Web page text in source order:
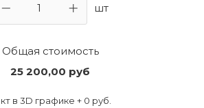
шт
Общая стоимость
25 200,00 руб
в 3D графике + 0 руб.